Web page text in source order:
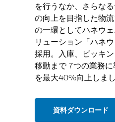
を行うなか、さらな
の向上を目指した物
の一環としてハネウ
リューション「ハネ
採用。入庫、ピッキ
移動まで 7つの業務
を最大40%向上しまし
資料ダウンロード